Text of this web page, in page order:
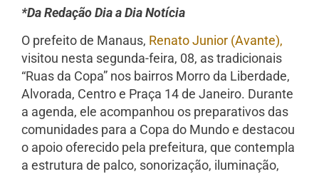
*Da Redação Dia a Dia Notícia
O prefeito de Manaus, Renato Junior (Avante),
visitou nesta segunda-feira, 08, as tradicionais
“Ruas da Copa” nos bairros Morro da Liberdade,
Alvorada, Centro e Praça 14 de Janeiro. Durante
a agenda, ele acompanhou os preparativos das
comunidades para a Copa do Mundo e destacou
o apoio oferecido pela prefeitura, que contempla
a estrutura de palco, sonorização, iluminação,